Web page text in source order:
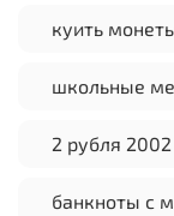
куить
школьные
2 рубля 2002
банкноты с